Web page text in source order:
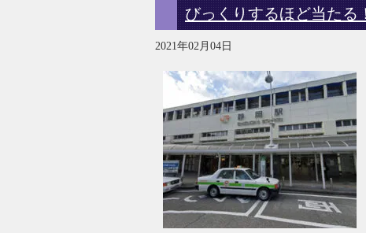
びっくりするほど当たる
2021年02月04日